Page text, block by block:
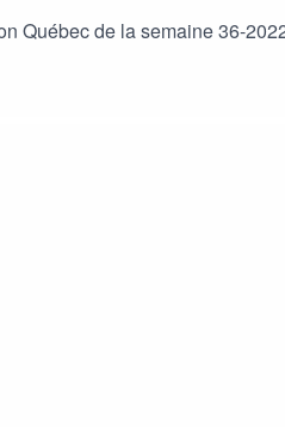
Québec de la semaine 36-